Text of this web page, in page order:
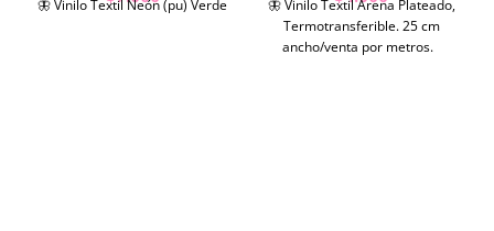
🦋 Vinilo Textil Neón (pu) Verde
🦋 Vinilo Textil Arena Plateado,
Termotransferible. 25 cm
ancho/venta por metros.